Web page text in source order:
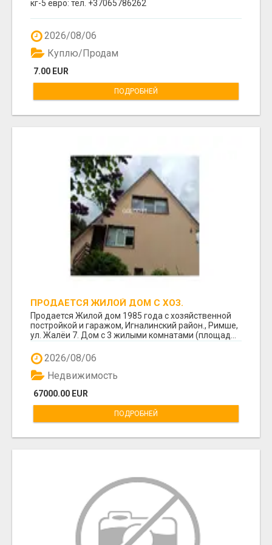
кг-5 евро: тел. +37065786262
2026/08/06
7.00 EUR
Куплю/Продам
ПОДРОБНЕЙ
ПРОДАЕТСЯ ЖИЛОЙ ДОМ С ХОЗ.
ПОСТРОЙКОЙ И ГАРАЖОМ В РИМШЕ.
Продается Жилой дом 1985 года с хозяйственной
постройкой и гаражом, Игналинский район., Римше,
ул. Жалёи 7. Дом с 3 жилыми комнатами (площад...
2026/08/06
67000.00 EUR
Недвижимость
ПОДРОБНЕЙ